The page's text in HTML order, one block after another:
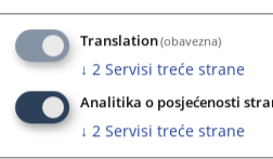
Translation(obavezna)
↓ 2 Servisi treće strane
Analitika o posjećenosti
↓ 2 Servisi treće strane